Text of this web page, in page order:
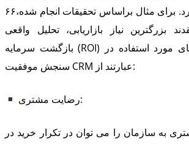
اندازه گیری وجود دارد. برای مثال براساس تحقیقات انجام شده،۶۶
بزرگترین نیاز بازاریابی، تحلیل واقعی
بازگشت سرمایه (ROI) است. برخی معیارهای مورد استفاده در
سنجش موفقیت CRM عبارتند از:
رضایت مشتری:
به سازمان را می توان در تكرار خرید در